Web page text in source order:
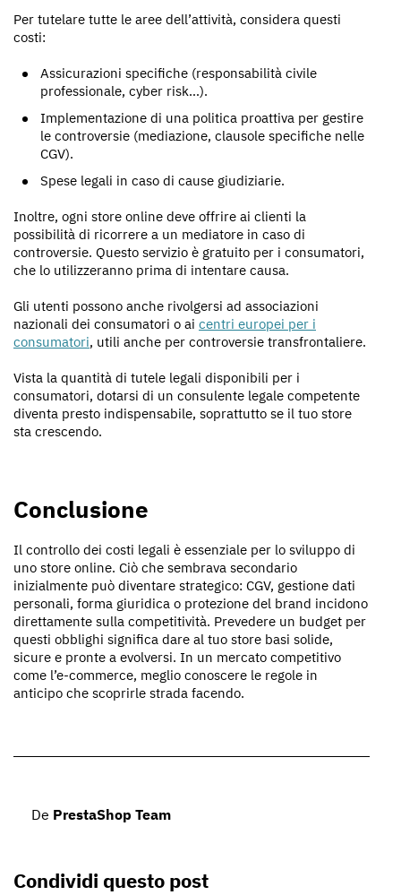
Per tutelare tutte le aree dell’attività, considera questi
costi:
Assicurazioni specifiche (responsabilità civile
professionale, cyber risk…).
Implementazione di una politica proattiva per gestire
le controversie (mediazione, clausole specifiche nelle
CGV).
Spese legali in caso di cause giudiziarie.
Inoltre, ogni store online deve offrire ai clienti la
possibilità di ricorrere a un mediatore in caso di
controversie. Questo servizio è gratuito per i consumatori,
che lo utilizzeranno prima di intentare causa.
Gli utenti possono anche rivolgersi ad associazioni
nazionali dei consumatori o ai centri europei per i
consumatori, utili anche per controversie transfrontaliere.
Vista la quantità di tutele legali disponibili per i
consumatori, dotarsi di un consulente legale competente
diventa presto indispensabile, soprattutto se il tuo store
sta crescendo.
Conclusione
Il controllo dei costi legali è essenziale per lo sviluppo di
uno store online. Ciò che sembrava secondario
inizialmente può diventare strategico: CGV, gestione dati
personali, forma giuridica o protezione del brand incidono
direttamente sulla competitività. Prevedere un budget per
questi obblighi significa dare al tuo store basi solide,
sicure e pronte a evolversi. In un mercato competitivo
come l’e-commerce, meglio conoscere le regole in
anticipo che scoprirle strada facendo.
De PrestaShop Team
Condividi questo post